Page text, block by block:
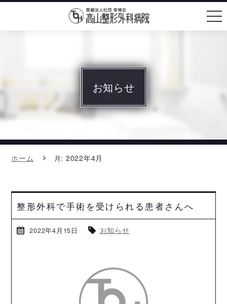
お知らせ
ホーム 月: 2022年4月
整形外科で手術を受けられる患者さんへ
2022年4月15日 お知らせ